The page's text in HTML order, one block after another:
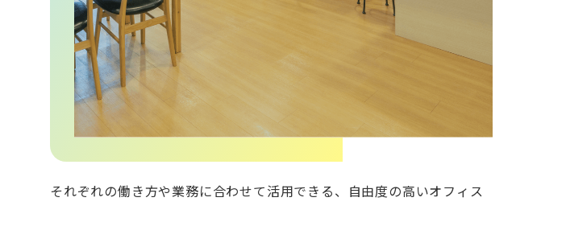
それぞれの働き方や業務に合わせて活用できる、自由度の高いオフィス